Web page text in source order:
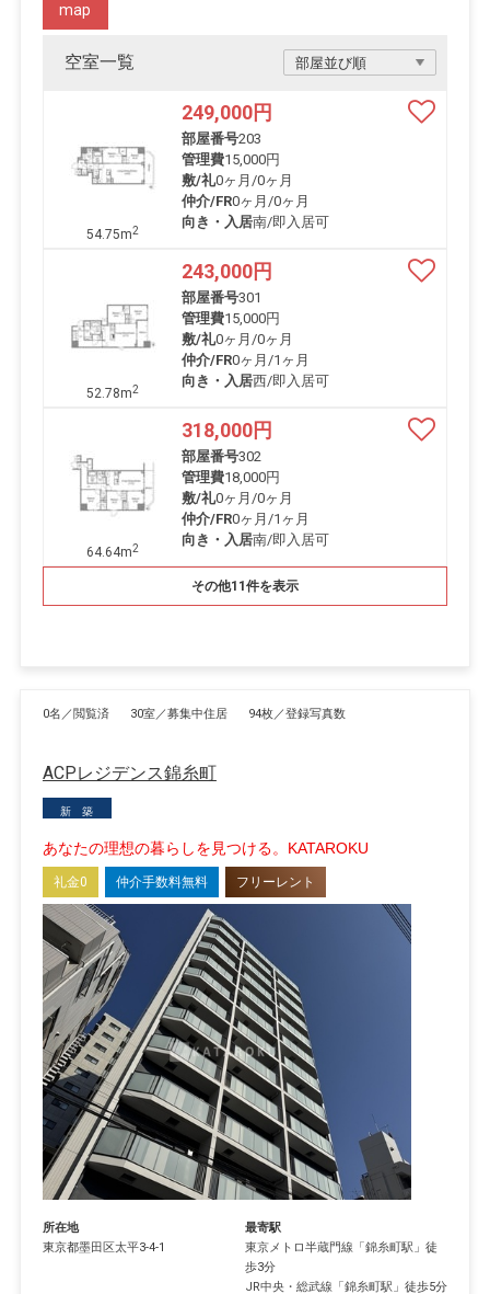
空室一覧
map
54.75m2
249,000円
部屋番号203
管理費15,000円
敷/礼0ヶ月 /0ヶ月
仲介/FR0ヶ月 /0ヶ月
向き・入居南/即入居可
52.78m2
243,000円
部屋番号301
管理費15,000円
敷/礼0ヶ月 /0ヶ月
仲介/FR0ヶ月 /1ヶ月
向き・入居西/即入居可
64.64m2
318,000円
部屋番号302
管理費18,000円
敷/礼0ヶ月 /0ヶ月
仲介/FR0ヶ月 /1ヶ月
向き・入居南/即入居可
その他11件を表示
0名／閲覧済 30室／募集中住居 94枚／登録写真数
ACPレジデンス錦糸町
新 築
あなたの理想の暮らしを見つける。KATAROKU
礼金0 仲介手数料無料 フリーレント
所在地
東京都墨田区太平3-4-1
最寄駅
東京メトロ半蔵門線 「錦糸町駅 」徒
歩3分
JR中央・総武線 「錦糸町駅 」徒歩5分